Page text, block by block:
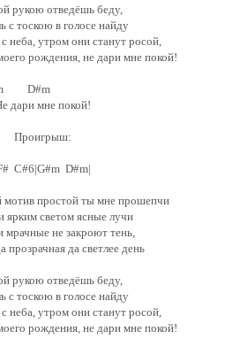
рукою отведёшь беду,
с тоскою в голосе найду
неба, утром они станут росой,
рождения, не дари мне покой!
G#m D#m
дари мне покой!
Проигрыш:
C#6|G#m D#m|
мотив простой ты мне прошепчи
ярким светом ясные лучи
мрачные не закроют тень,
прозрачная да светлее день
рукою отведёшь беду,
с тоскою в голосе найду
неба, утром они станут росой,
рождения, не дари мне покой!